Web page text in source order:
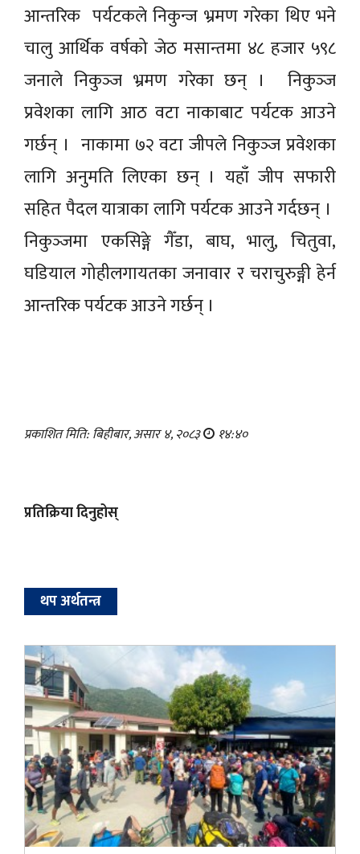
आन्तरिक पर्यटकले निकुन्ज भ्रमण गरेका थिए भने
चालु आर्थिक वर्षको जेठ मसान्तमा ४८ हजार ५९८
जनाले निकुञ्‍ज भ्रमण गरेका छन् । निकुञ्‍ज
प्रवेशका लागि आठ वटा नाकाबाट पर्यटक आउने
गर्छन् । नाकामा ७२ वटा जीपले निकुञ्‍ज प्रवेशका
लागि अनुमति लिएका छन् । यहाँ जीप सफारी
सहित पैदल यात्राका लागि पर्यटक आउने गर्दछन् ।
निकुञ्‍जमा एकसिङ्गे गैँडा, बाघ, भालु, चितुवा,
घडियाल गोहीलगायतका जनावार र चराचुरुङ्गी हेर्न
आन्तरिक पर्यटक आउने गर्छन् ।
प्रकाशित मिति: बिहीबार, असार ४, २०८३ १४:४०
प्रतिक्रिया दिनुहोस्
थप अर्थतन्त्र